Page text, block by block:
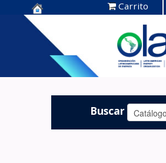
Centro de
Documentación
OLADE -
Carrito
Buscar